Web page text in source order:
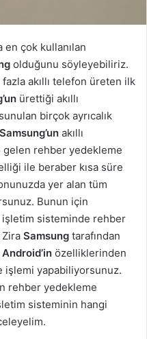
en çok kullanılan
olduğunu söyleyebiliriz.
akıllı telefon üreten ilk
ürettiği akıllı
birçok ayrıcalık
Samsung’un akıllı
gelen rehber yedekleme
ile beraber kısa süre
yer alan tüm
Bunun için
işletim sisteminde rehber
Samsung tarafından
Android’in özelliklerinden
işlemi yapabiliyorsunuz.
rehber yedekleme
sisteminin hangi